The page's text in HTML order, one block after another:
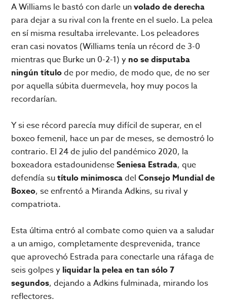
A Williams le bastó con darle unvolado de derecha
para dejar a su rival con la frente en el suelo. La pelea
en sí misma resultaba irrelevante. Los peleadores
eran casi novatos (Williams tenía un récord de 3-0
mientras que Burke un 0-2-1) y no se disputaba
ningún títulode por medio, de modo que, de no ser
por aquella súbita duermevela, hoy muy pocos la
recordarían.
Y si ese récord parecía muy difícil de superar, en el
boxeo femenil, hace un par de meses, se demostró lo
contrario. El 24 de julio del pandémico 2020, la
boxeadora estadounidenseSeniesa Estrada, que
defendía sutítulo minimoscadelConsejo Mundial de
Boxeo, se enfrentó a Miranda Adkins, su rival y
compatriota.
Esta última entró al combate como quien va a saludar
a un amigo, completamente desprevenida, trance
que aprovechó Estrada para conectarle una ráfaga de
seis golpes y liquidar la pelea en tan sólo 7
segundos, dejando a Adkins fulminada, mirando los
reflectores.